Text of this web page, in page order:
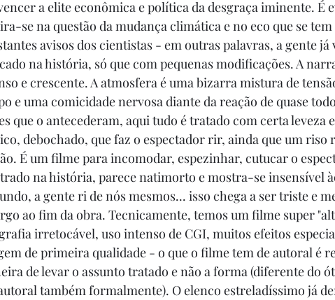
a elite econômica e política da desgraça iminente. É
se na questão da mudança climática e no eco que se
avisos dos cientistas - em outras palavras, a gente já
na história, só que com pequenas modificações. A
e crescente. A atmosfera é uma bizarra mistura de
e uma comicidade nervosa diante da reação de quase
que o antecederam, aqui tudo é tratado com certa leveza
debochado, que faz o espectador rir, ainda que um riso
É um filme para incomodar, espezinhar, cutucar o
na história, parece natimorto e mostra-se insensível
a gente ri de nós mesmos... isso chega a ser triste e
ao fim da obra. Tecnicamente, temos um filme super
irretocável, uso intenso de CGI, muitos efeitos
de primeira qualidade - o que o filme tem de autoral é
de levar o assunto tratado e não a forma (diferente do
também formalmente). O elenco estreladíssimo já